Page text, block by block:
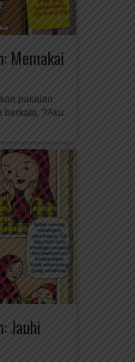
Memakai
pakaian
berkata, ?Aku
Jauhi